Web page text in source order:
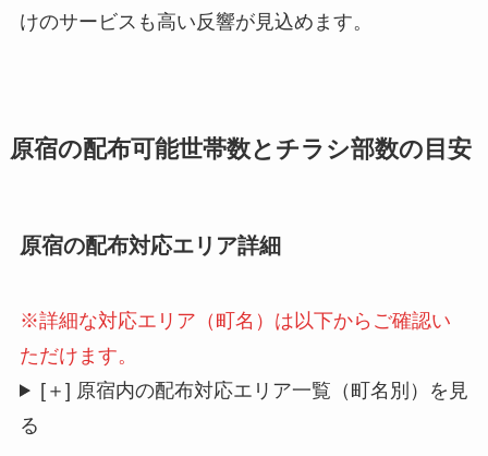
けのサービスも高い反響が見込めます。
原宿の配布可能世帯数とチラシ部数の目安
原宿の配布対応エリア詳細
※詳細な対応エリア（町名）は以下からご確認い
ただけます。
[＋] 原宿内の配布対応エリア一覧（町名別）を見
る